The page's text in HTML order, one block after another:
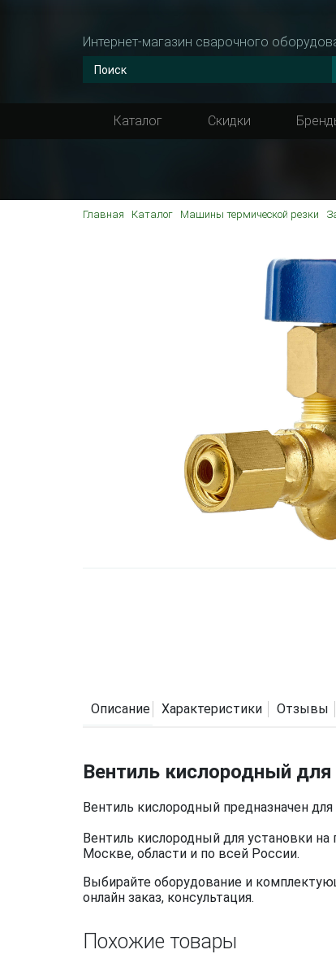
Интернет-магазин сварочного
Каталог Скидки
Главная Каталог Машины термической резки
Описание Характеристики Отзывы
Вентиль кислородный для
Вентиль кислородный предназначен
Вентиль кислородный для установки
Москве, области и по всей России.
Выбирайте оборудование и
онлайн заказ, консультация.
Похожие товары